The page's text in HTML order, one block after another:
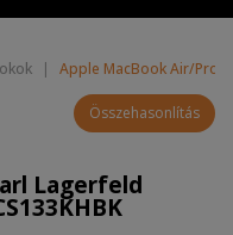
| Apple MacBook Air/Pro
Összehasonlítás
Lagerfeld